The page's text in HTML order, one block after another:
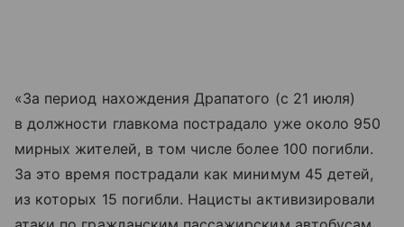
«За период нахождения Драпатого (с 21 июля)
в должности главкома пострадало уже около 950
мирных жителей, в том числе более 100 погибли.
За это время пострадали как минимум 45 детей,
из которых 15 погибли. Нацисты активизировали